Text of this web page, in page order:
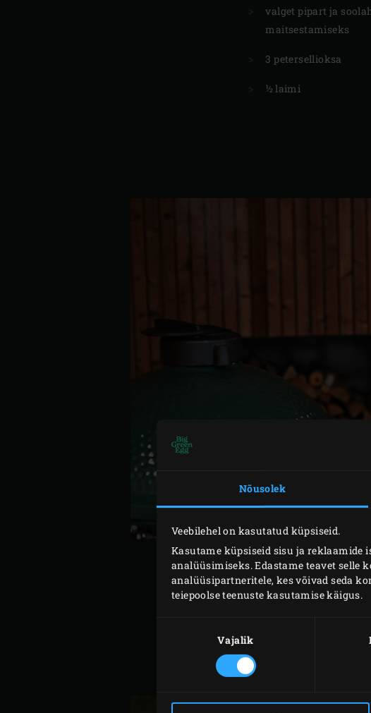
Nõusolek
Veebilehel on kasutatud küpsiseid.
Kasutame küpsiseid sisu ja
analüüsimiseks. Edastame teavet selle
analüüsipartneritele, kes võivad seda
teiepoolse teenuste kasutamise käigus.
Vajalik
valget pipart ja
maitsestamiseks
3 petersellioksa
½ laimi
Vahepeal tee tomatitesse väiksed
tomatid kuubikuteks. Koori ning